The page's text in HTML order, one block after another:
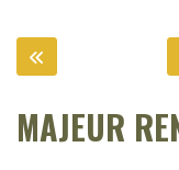
MAJEUR